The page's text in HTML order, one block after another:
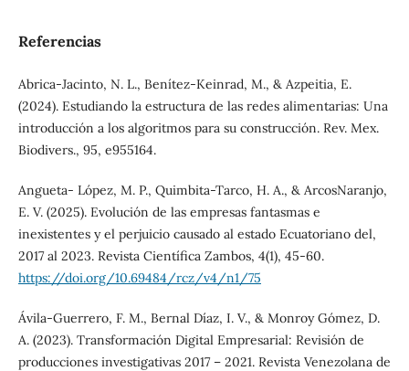
Referencias
Abrica-Jacinto, N. L., Benítez-Keinrad, M., & Azpeitia, E.
(2024). Estudiando la estructura de las redes alimentarias: Una
introducción a los algoritmos para su construcción. Rev. Mex.
Biodivers., 95, e955164.
Angueta- López, M. P., Quimbita-Tarco, H. A., & ArcosNaranjo,
E. V. (2025). Evolución de las empresas fantasmas e
inexistentes y el perjuicio causado al estado Ecuatoriano del,
2017 al 2023. Revista Científica Zambos, 4(1), 45-60.
https://doi.org/10.69484/rcz/v4/n1/75
Ávila-Guerrero, F. M., Bernal Díaz, I. V., & Monroy Gómez, D.
A. (2023). Transformación Digital Empresarial: Revisión de
producciones investigativas 2017 – 2021. Revista Venezolana de